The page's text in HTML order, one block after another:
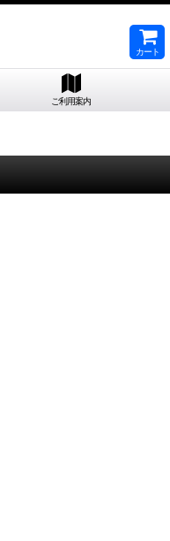
カート
ご利用案内